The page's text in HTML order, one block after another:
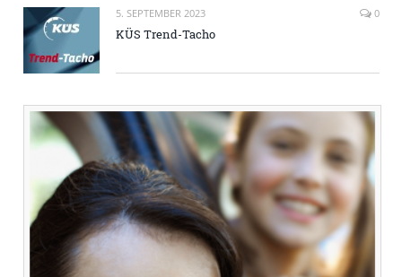
5. SEPTEMBER 2023 0
KÜS Trend-Tacho